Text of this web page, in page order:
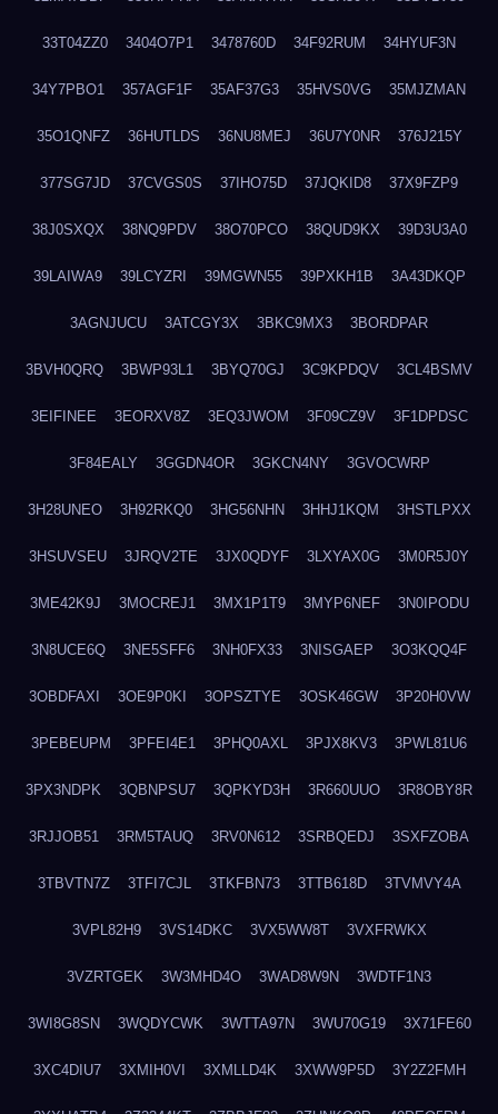
33T04ZZ0 3404O7P1 3478760D 34F92RUM 34HYUF3N
34Y7PBO1 357AGF1F 35AF37G3 35HVS0VG 35MJZMAN
35O1QNFZ 36HUTLDS 36NU8MEJ 36U7Y0NR 376J215Y
377SG7JD 37CVGS0S 37IHO75D 37JQKID8 37X9FZP9
38J0SXQX 38NQ9PDV 38O70PCO 38QUD9KX 39D3U3A0
39LAIWA9 39LCYZRI 39MGWN55 39PXKH1B 3A43DKQP
3AGNJUCU 3ATCGY3X 3BKC9MX3 3BORDPAR
3BVH0QRQ 3BWP93L1 3BYQ70GJ 3C9KPDQV 3CL4BSMV
3EIFINEE 3EORXV8Z 3EQ3JWOM 3F09CZ9V 3F1DPDSC
3F84EALY 3GGDN4OR 3GKCN4NY 3GVOCWRP
3H28UNEO 3H92RKQ0 3HG56NHN 3HHJ1KQM 3HSTLPXX
3HSUVSEU 3JRQV2TE 3JX0QDYF 3LXYAX0G 3M0R5J0Y
3ME42K9J 3MOCREJ1 3MX1P1T9 3MYP6NEF 3N0IPODU
3N8UCE6Q 3NE5SFF6 3NH0FX33 3NISGAEP 3O3KQQ4F
3OBDFAXI 3OE9P0KI 3OPSZTYE 3OSK46GW 3P20H0VW
3PEBEUPM 3PFEI4E1 3PHQ0AXL 3PJX8KV3 3PWL81U6
3PX3NDPK 3QBNPSU7 3QPKYD3H 3R660UUO 3R8OBY8R
3RJJOB51 3RM5TAUQ 3RV0N612 3SRBQEDJ 3SXFZOBA
3TBVTN7Z 3TFI7CJL 3TKFBN73 3TTB618D 3TVMVY4A
3VPL82H9 3VS14DKC 3VX5WW8T 3VXFRWKX
3VZRTGEK 3W3MHD4O 3WAD8W9N 3WDTF1N3
3WI8G8SN 3WQDYCWK 3WTTA97N 3WU70G19 3X71FE60
3XC4DIU7 3XMIH0VI 3XMLLD4K 3XWW9P5D 3Y2Z2FMH